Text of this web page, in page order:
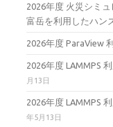
2026年度 火災シミ
富岳を利用したハン
2026年度 ParaView
2026年度 LAMMPS
月13日
2026年度 LAMMPS
年5月13日